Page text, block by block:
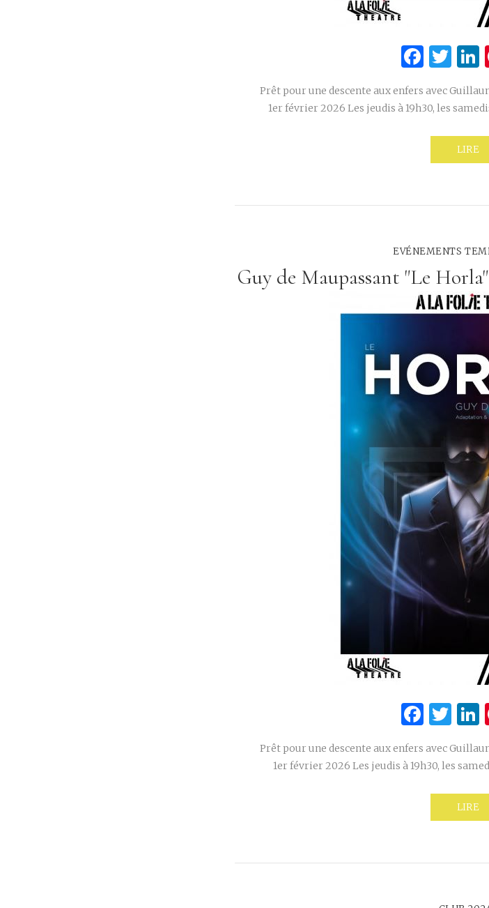
Prêt pour une descente aux enfers avec
1er février 2026 Les jeudis à 19h30, les
LIRE
EVÉNEMENTS
Guy de Maupassant "Le
Prêt pour une descente aux enfers avec
1er février 2026 Les jeudis à 19h30, les
LIRE